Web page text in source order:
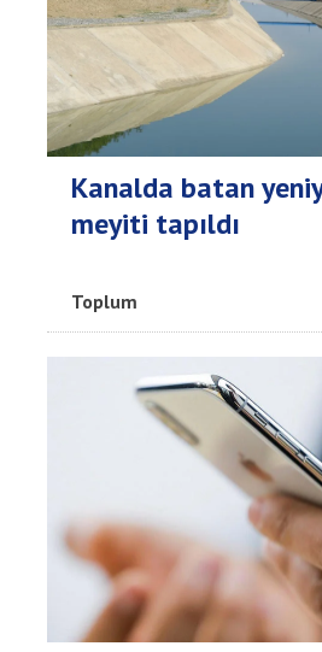
Kanalda batan
meyiti tapıldı
Toplum